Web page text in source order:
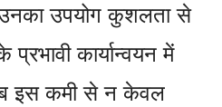
उनका उपयोग कुशलता से
कार्यान्वयन में
इस कमी से न केवल